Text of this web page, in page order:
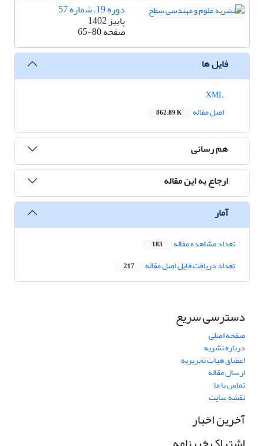
دوره 19، شماره 57
پاییز 1402
صفحه65-80
فایل ها
اصل مقاله
862.89 K
هم رسانی
ارجاع به این مقاله
آمار
تعداد مشاهده مقاله 183
تعداد دریافت فایل اصل مقاله 217
دسترسی سریع
صفحه اصلی
درباره نشریه
اعضای هیات تحریریه
ارسال مقاله
تماس با ما
نقشه سایت
آخرین اخبار